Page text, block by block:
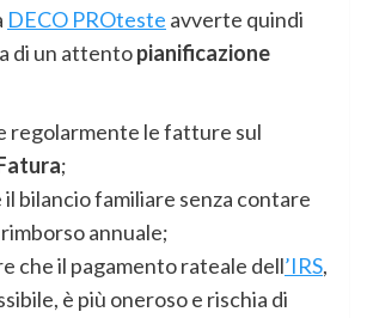
DECO PROteste avverte quindi
di un attentopianificazione
regolarmente le fatture sul
;
bilancio familiare senza contare
annuale;
che il pagamento rateale dell’IRS,
è più oneroso e rischia di